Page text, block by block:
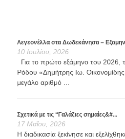
Λεγεονέλλα στα Δωδεκάνησα –
10 Ιουλίου, 2026
Για το πρώτο εξάμηνο του 2026,
Ρόδου «Δημήτρης Ιω.
μεγάλο αριθμό ...
Σχετικά με τις “Γαλάζιες σημαίες&#...
17 Μαΐου, 2026
Η διαδικασία ξεκίνησε και